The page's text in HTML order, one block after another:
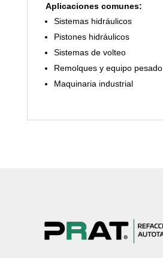
Aplicaciones comunes:
Sistemas hidráulicos
Pistones hidráulicos
Sistemas de volteo
Remolques y equipo pesado
Maquinaria industrial